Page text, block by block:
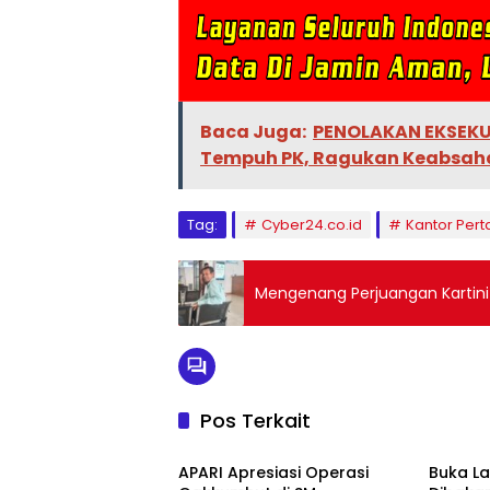
Baca Juga: PENOLAKAN
Tempuh PK, Ragukan
Tag: Cyber24.co.id Kantor
Mengenang Perjuangan
Pos Terkait
Berita
APARI Apresiasi Operasi
Buka